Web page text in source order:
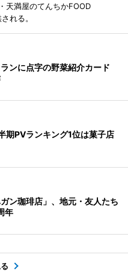
天満屋のてんちかFOOD
れる。
ンに点字の野菜紹介カード
期PVランキング1位は菓子店
ン珈琲店」、地元・友人たち
年